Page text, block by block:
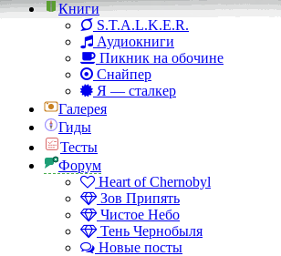
Книги
S.T.A.L.K.E.R.
Аудиокниги
Пикник на обочине
Снайпер
Я — сталкер
Галерея
Гиды
Тесты
Форум
Heart of Chernobyl
Зов Припять
Чистое Небо
Тень Чернобыля
Новые посты